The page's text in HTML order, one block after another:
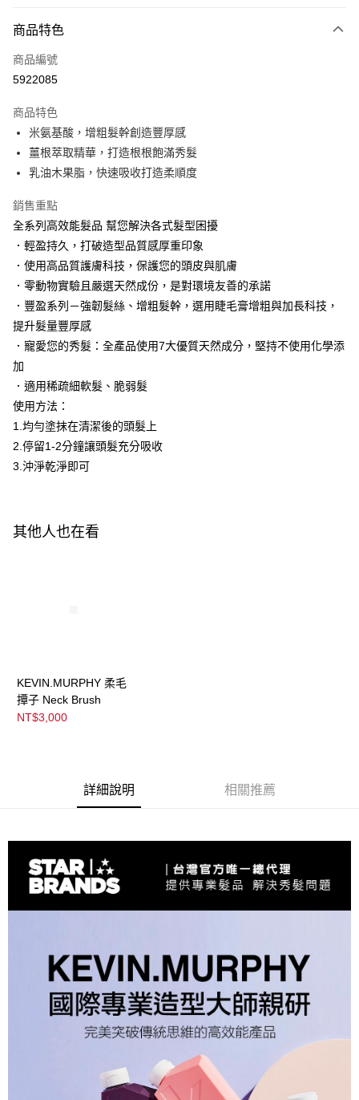
Apple Pay
街口支付
Google Pay
AFTEE先享後付
相關說明
AFTEE先享後付是「在收到商品之後才付款」的支付方式。 讓您購物簡單
１．簡單：不需註冊會員、不需綁卡、不需儲值。
２．便利：只要手機號碼，簡訊認證，即可結帳。
３．安心：先確認商品／服務後，再付款。
【「AFTEE先享後付」結帳流程】
１．於結帳方式選擇「AFTEE先享後付」後，將跳轉至「AFTEE先享後付」
２．訂單成立數日內，您將收到繳費通知簡訊。
３．收到繳費通知簡訊後14天內，點擊此簡訊中的連結，可透過四大超商／
ATM／網路銀行／等多元方式進行付款，方視為交易完成。
※ 請注意：結帳手續完成當下不需立刻繳費，但若您需要取消訂單，請聯絡
購買商品的店家。未經商家同意取消之訂單仍視為有效，需透過AFTEE先享
後付繳納相關費用。
※ 交易是否成功請以「AFTEE先享後付 」之結帳頁面顯示為準，若有關於
是否繳費成功／繳費後需取消欲退款等相關疑問，請聯繫「AFTEE先享後付
客戶支援中心」https://netprotections.freshdesk.com/support/home
２．關於個人資料處理事宜，請瀏覽以下網址：
運送方式
宅配
宅配-離島
每筆NT$320，滿NT$3,000(含以上)免運費
商品特色
商品編號
5922085
商品特色
米氨基酸，增粗髮幹創造豐厚感
薑根萃取精華，打造根根飽滿秀髮
乳油木果脂，快速吸收打造柔順度
銷售重點
全系列高效能髮品 幫您解決各式髮型困擾
．輕盈持久，打破造型品質感厚重印象
．使用高品質護膚科技，保護您的頭皮與肌膚
．零動物實驗且嚴選天然成份，是對環境友善的承諾
．豐盈系列－強韌髮絲、增粗髮幹，選用睫毛膏增粗與加長科技，
提升髮量豐厚感
．寵愛您的秀髮：全產品使用7大優質天然成分，堅持不使用化學添
加
．適用稀疏細軟髮、脆弱髮
使用方法：
1.均勻塗抹在清潔後的頭髮上
2.停留1-2分鐘讓頭髮充分吸收
3.沖淨乾淨即可
其他人也在看
KEVIN.MURPHY 柔毛
撢子 Neck Brush
NT$3,000
詳細說明 相關推薦